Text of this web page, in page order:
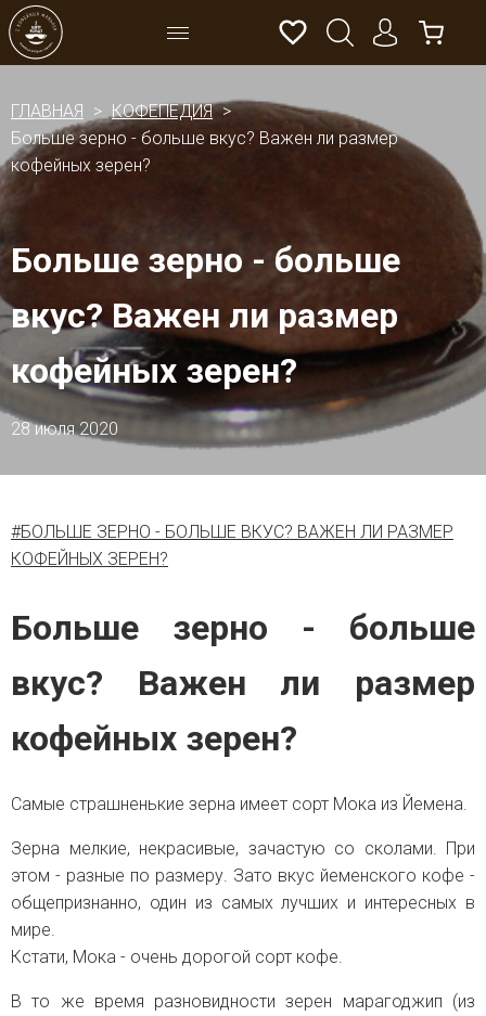
ГЛАВНАЯ
КОФЕПЕДИЯ
Больше зерно - больше вкус? Важен ли размер
кофейных зерен?
Больше зерно - больше
вкус? Важен ли размер
кофейных зерен?
28 июля 2020
#БОЛЬШЕ ЗЕРНО - БОЛЬШЕ ВКУС? ВАЖЕН ЛИ РАЗМЕР
КОФЕЙНЫХ ЗЕРЕН?
Больше зерно - больше
вкус? Важен ли размер
кофейных зерен?
Самые страшненькие зерна имеет сорт Мока из Йемена.
Зерна мелкие, некрасивые, зачастую со сколами. При
этом - разные по размеру. Зато вкус йеменского кофе -
общепризнанно, один из самых лучших и интересных в
мире.
Кстати, Мока - очень дорогой сорт кофе.
В то же время разновидности зерен марагоджип (из